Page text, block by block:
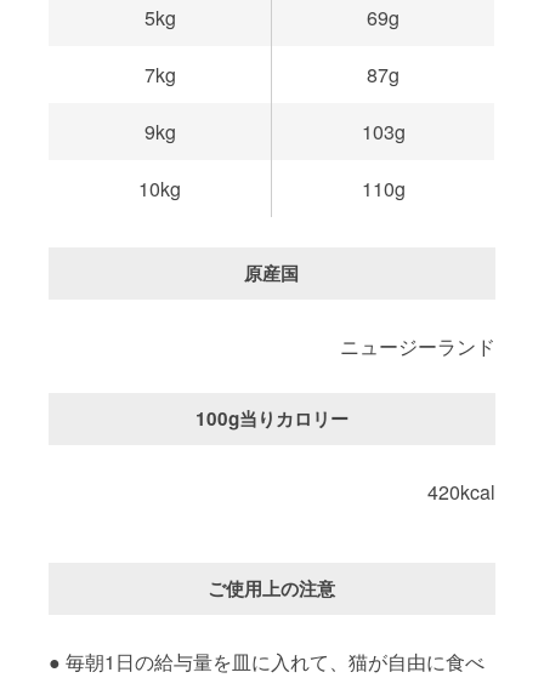
5kg 69g
7kg 87g
9kg 103g
10kg 110g
原産国
ニュージーランド
100g当りカロリー
420kcal
ご使用上の注意
毎朝1日の給与量を皿に入れて、猫が自由に食べ